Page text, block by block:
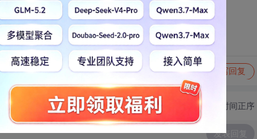
发到动态 举报 写回复
切换为时间正序
发表回复